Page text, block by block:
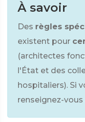
À savoir
Des règles
existent pour
(architectes
l'État et des
hospitaliers). Si
renseignez-